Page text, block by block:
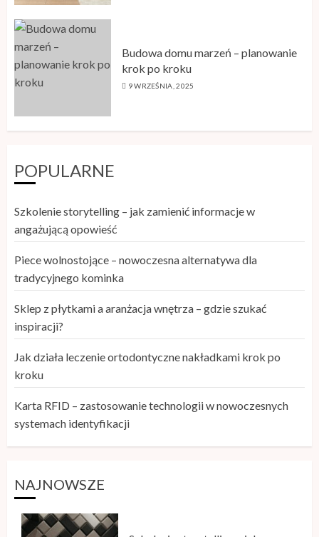
Budowa domu marzeń – planowanie
krok po kroku
9 WRZEŚNIA, 2025
POPULARNE
Szkolenie storytelling – jak zamienić informacje w
angażującą opowieść
Piece wolnostojące – nowoczesna alternatywa dla
tradycyjnego kominka
Sklep z płytkami a aranżacja wnętrza – gdzie szukać
inspiracji?
Jak działa leczenie ortodontyczne nakładkami krok po
kroku
Karta RFID – zastosowanie technologii w nowoczesnych
systemach identyfikacji
NAJNOWSZE